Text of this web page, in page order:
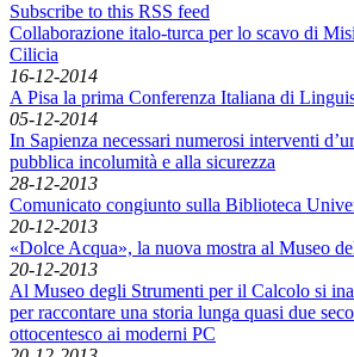
Subscribe to this RSS feed
Collaborazione italo-turca per lo scavo di
Cilicia
16-12-2014
A Pisa la prima Conferenza Italiana di
05-12-2014
In Sapienza necessari numerosi interventi
pubblica incolumità e alla sicurezza
28-12-2013
Comunicato congiunto sulla Biblioteca
20-12-2013
«Dolce Acqua», la nuova mostra al Museo
20-12-2013
Al Museo degli Strumenti per il Calcolo si
per raccontare una storia lunga quasi due
ottocentesco ai moderni PC